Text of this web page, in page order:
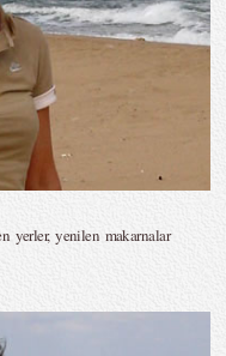
yerler, yenilen makarnalar